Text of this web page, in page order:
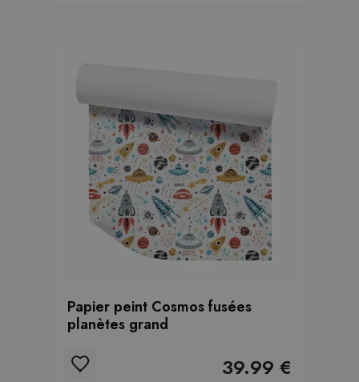
Papier peint Cosmos fusées
planètes grand
39.99 €